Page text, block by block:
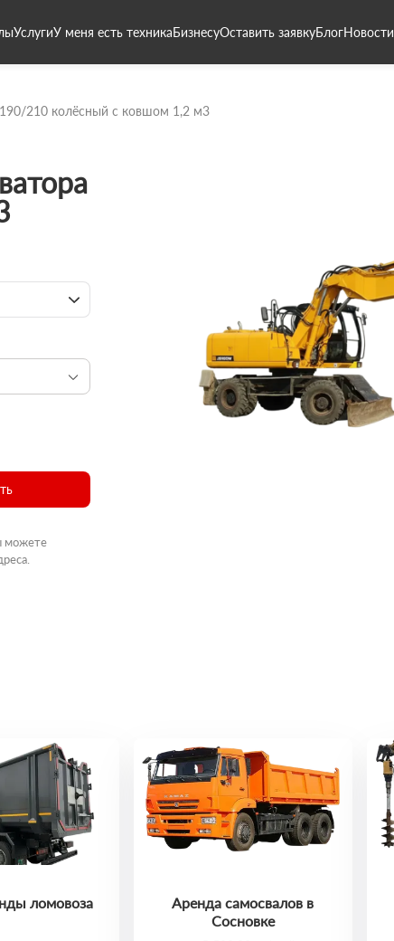
УслугиУ меня есть техникаБизнесуОставить заявкуБлогНовости
190/210 колёсный с ковшом 1,2 м3
можете
ломовоза
Аренда самосвалов в
Сосновке